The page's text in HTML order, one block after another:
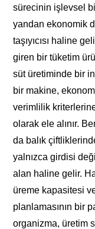
sürecinin işlevsel
yandan ekonomik
taşıyıcısı haline
giren bir tüketim
süt üretiminde bir
bir makine,
verimlilik
olarak ele alınır.
da balık
yalnızca girdisi
alan haline gelir.
üreme kapasitesi
planlamasının bir
organizma, üretim